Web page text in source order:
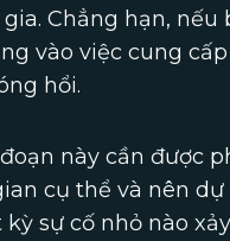
Chẳng hạn,
vào việc cung
hổi.
này cần được
cụ thể và nên
sự cố nhỏ nào